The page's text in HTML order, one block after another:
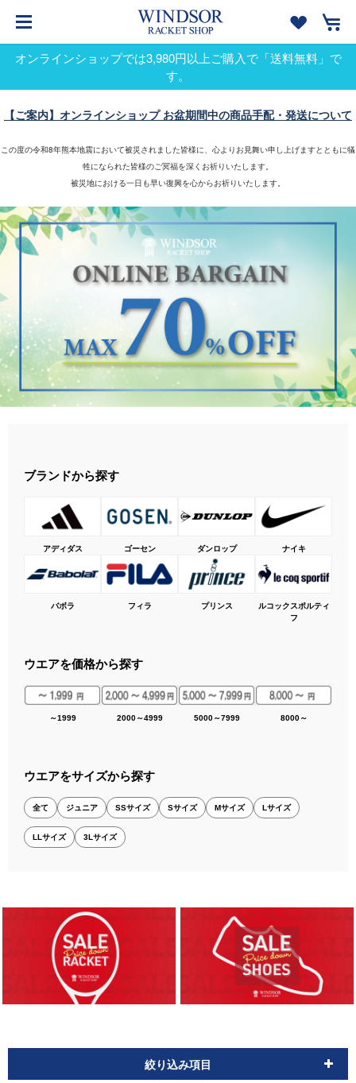
オンラインショップでは3,980円以上ご購入で「送料無料」で
す。
【ご案内】オンラインショップ お盆期間中の商品手配・発送について
この度の令和8年熊本地震において被災されました皆様に、心よりお見舞い申し上げますとともに犠
牲になられた皆様のご冥福を深くお祈りいたします。
被災地における一日も早い復興を心からお祈りいたします。
ブランドから探す
アディダス ゴーセン ダンロップ ナイキ
バボラ フィラ プリンス
ルコックスポルティ
フ
ウエアを価格から探す
～1999 2000～4999 5000～7999 8000～
ウエアをサイズから探す
全て ジュニア SSサイズ Sサイズ Mサイズ Lサイズ
LLサイズ 3Lサイズ
絞り込み項目